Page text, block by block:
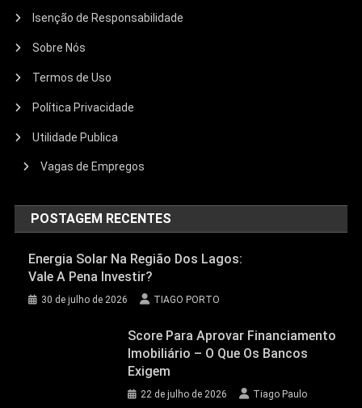
Isenção de Responsabilidade
Sobre Nós
Termos de Uso
Política Privacidade
Utilidade Publica
Vagas de Empregos
POSTAGEM RECENTES
Energia Solar Na Região Dos Lagos:
Vale A Pena Investir?
30 de julho de 2026 TIAGO PORTO
Score Para Aprovar Financiamento
Imobiliário – O Que Os Bancos
Exigem
22 de julho de 2026 Tiago Paulo